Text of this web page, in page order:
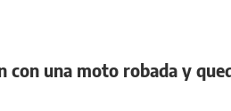
con una moto robada y